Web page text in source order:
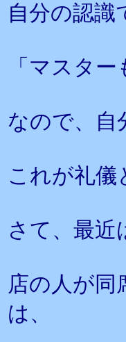
自分の認
「マスタ
なので、自
これが礼儀
さて、最
店の人が同
は、